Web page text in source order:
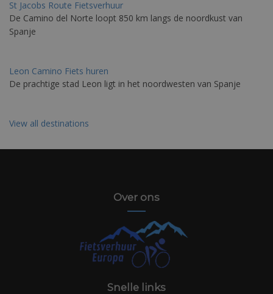
St Jacobs Route Fietsverhuur
De Camino del Norte loopt 850 km langs de noordkust van
Spanje
Leon Camino Fiets huren
De prachtige stad Leon ligt in het noordwesten van Spanje
View all destinations
Over ons
Snelle links